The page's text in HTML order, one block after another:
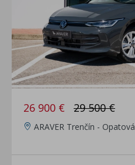
26 900 € 29 500 €
ARAVER Trenčín - Opatová